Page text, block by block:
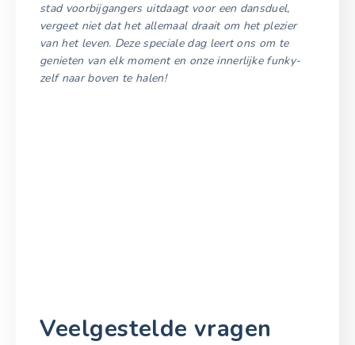
stad voorbijgangers uitdaagt voor een dansduel,
vergeet niet dat het allemaal draait om het plezier
van het leven. Deze speciale dag leert ons om te
genieten van elk moment en onze innerlijke funky-
zelf naar boven te halen!
Veelgestelde vragen